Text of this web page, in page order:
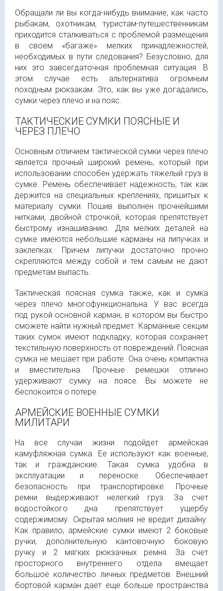
Обращали ли вы когда-нибудь внимание, как часто
рыбакам, охотникам, туристам-путешественникам
приходится сталкиваться с проблемой размещения
в своем «багаже» мелких принадлежностей,
необходимых в пути следования? Безусловно, для
них это завсегдаточная проблемная ситуация. В
этом случае есть альтернатива огромным
походным рюкзакам. Это, как вы уже догадались,
сумки через плечо и на пояс.
ТАКТИЧЕСКИЕ СУМКИ ПОЯСНЫЕ И
ЧЕРЕЗ ПЛЕЧО
Основным отличием тактической сумки через плечо
является прочный широкий ремень, который при
использовании способен удержать тяжелый груз в
сумке. Ремень обеспечивает надежность, так как
держится на специальных креплениях, пришитых к
материалу сумки. Пошив выполнен прочнейшими
нитками, двойной строчкой, которая препятствует
быстрому изнашиванию. Для мелких деталей на
сумке имеются небольшие карманы на липучках и
заклепках. Причем липучки достаточно прочно
скрепляются между собой и тем самым не дают
предметам выпасть.
Тактическая поясная сумка также, как и сумка
через плечо многофункциональна. У вас всегда
под рукой основной карман, в котором вы быстро
сможете найти нужный предмет. Карманные секции
таких сумок имеют подкладку, которая сохраняет
текстильную поверхность от повреждений. Поясная
сумка не мешает при работе. Она очень компактна
и вместительна. Прочные ремешки отлично
удерживают сумку на поясе. Вы можете не
беспокоится о потере.
АРМЕЙСКИЕ ВОЕННЫЕ СУМКИ
МИЛИТАРИ
На все случаи жизни подойдет армейская
камуфляжная сумка. Ее используют как военные,
так и гражданские. Такая сумка удобна в
эксплуатации и переноске. Обеспечивает
безопасность при транспортировке. Прочные
ремни выдерживают нелегкий груз. За счет
водостойкого дна препятствует ущербу
содержимому. Скрытая молния не вредит дизайну.
Как правило, армейские сумки имеют 2 боковые
ручки, дополнительную кантовочную боковую
ручку и 2 мягких рюкзачных ремня. За счет
просторного внутреннего отдела вмещает
большое количество личных предметов. Внешний
бортовой карман дает еще больше пространства